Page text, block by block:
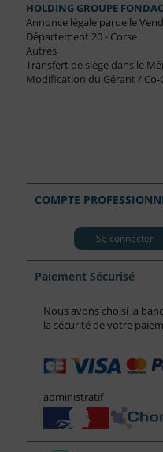
HOLDING GROUPE
Annonce légale parue le
Département 20 - Corse
Autres
Transfert de siège dans le
Modification du Gérant / Co-
COMPTE
Se connecter
Paiement Sécurisé
Nous avons choisi la
la sécurité de votre
administratif